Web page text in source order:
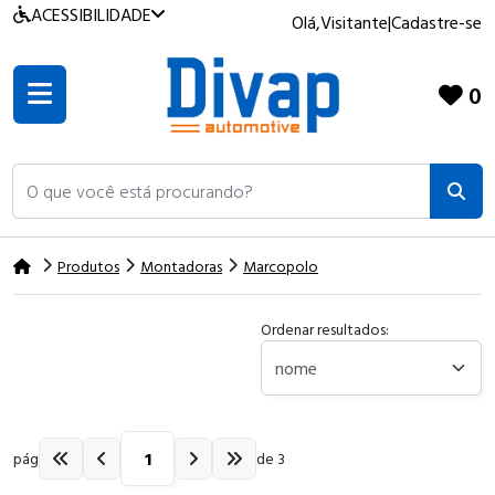
ACESSIBILIDADE Olá,Visitante|Cadastre-se
O que você está procurando?
0
Produtos Montadoras Marcopolo
Ordenar resultados:
pág de 3